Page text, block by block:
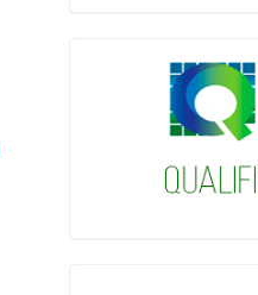
qualis